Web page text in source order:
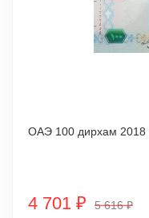
4 701 ₽ 5 616₽